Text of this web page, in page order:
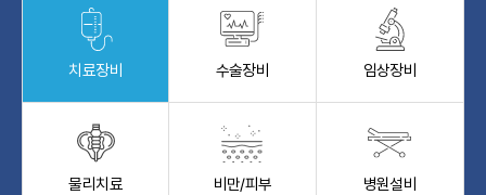
치료장비 수술장비 임상장비
물리치료 비만/피부 병원설비